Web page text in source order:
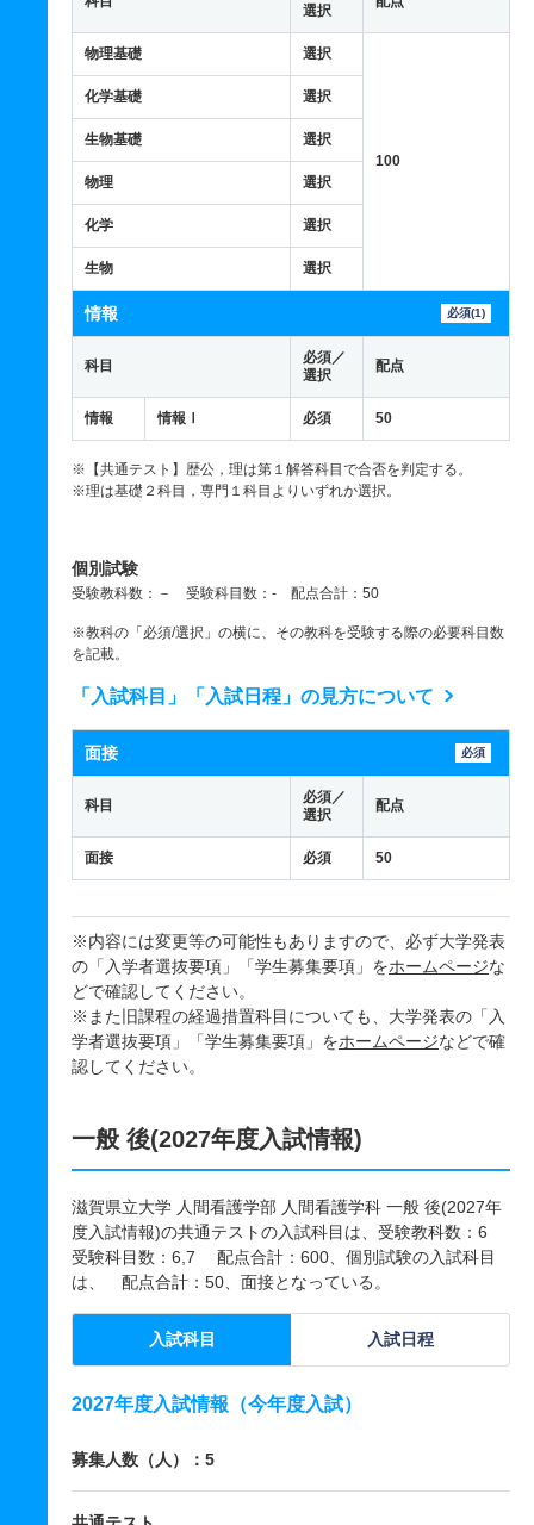
選択
物理基礎 選択
100
化学基礎 選択
生物基礎 選択
物理 選択
化学 選択
生物 選択
情報 必須(1)
科目
必須／
選択
配点
情報 情報Ⅰ 必須 50
※【共通テスト】歴公，理は第１解答科目で合否を判定する。
※理は基礎２科目，専門１科目よりいずれか選択。
個別試験
受験教科数：－ 受験科目数：- 配点合計：50
※教科の「必須/選択」の横に、その教科を受験する際の必要科目数
を記載。
「入試科目」「入試日程」の見方について
面接 必須
科目
必須／
選択
配点
面接 必須 50
※内容には変更等の可能性もありますので、必ず大学発表
の「入学者選抜要項」「学生募集要項」をホームページな
どで確認してください。
※また旧課程の経過措置科目についても、大学発表の「入
学者選抜要項」「学生募集要項」をホームページなどで確
認してください。
一般 後(2027年度入試情報)
滋賀県立大学 人間看護学部 人間看護学科 一般 後(2027年
度入試情報)の共通テストの入試科目は、受験教科数：6
受験科目数：6,7 配点合計：600、個別試験の入試科目
は、 配点合計：50、面接となっている。
入試科目 入試日程
2027年度入試情報（今年度入試）
募集人数（人）：5